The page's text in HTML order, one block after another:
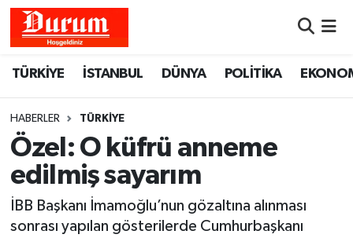
TÜRKİYE İSTANBUL DÜNYA POLİTİKA
HABERLER TÜRKİYE
Özel: O küfrü anneme
edilmiş sayarım
İBB Başkanı İmamoğlu’nun gözaltına alınması
sonrası yapılan gösterilerde Cumhurbaşkanı
Hava Durumu
Namaz Vakitleri
Trafik Durumu
Süper Lig Puan Durumu ve Fikstür